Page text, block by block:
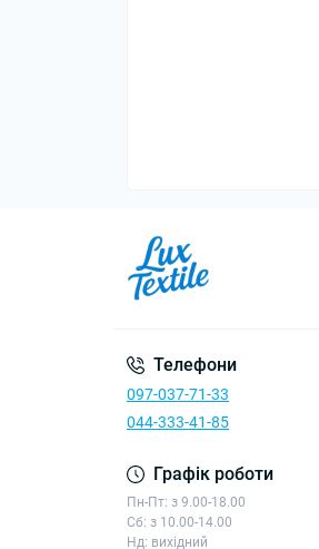
Телефони
097-037-71-33
044-333-41-85
Графік роботи
Пн-Пт: з 9.00-18.00
Сб: з 10.00-14.00
Нд: вихідний